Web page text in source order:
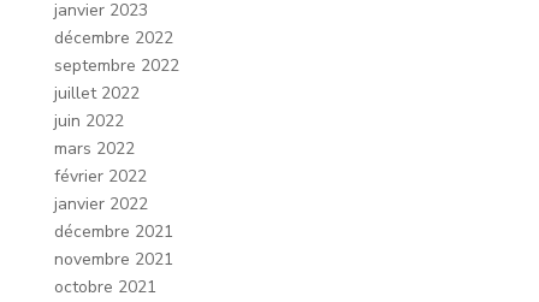
janvier 2023
décembre 2022
septembre 2022
juillet 2022
juin 2022
mars 2022
février 2022
janvier 2022
décembre 2021
novembre 2021
octobre 2021